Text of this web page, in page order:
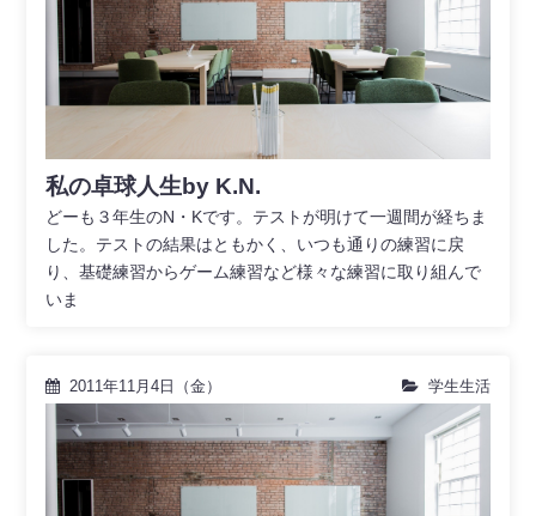
私の卓球人生by K.N.
どーも３年生のN・Kです。テストが明けて一週間が経ちま
した。テストの結果はともかく、いつも通りの練習に戻
り、基礎練習からゲーム練習など様々な練習に取り組んで
いま
2011年11月4日（金） 学生生活